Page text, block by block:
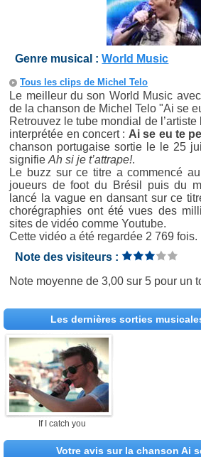
Genre musical :World Music
Tous les clips de Michel Telo
Le meilleur du son World Music
de la chanson de Michel Telo "Ai se
Retrouvez le tube mondial de
interprétée en concert : Ai se eu te
chanson portugaise sortie le le 25
signifieAh si je t’attrape!.
Le buzz sur ce titre a commencé
joueurs de foot du Brésil puis du
lancé la vague en dansant sur ce
chorégraphies ont été vues des
sites de vidéo comme Youtube.
Cette vidéo a été regardée 2 769 fois.
Note des visiteurs :
Note moyenne de3,00 sur5 pour un
Les dernières sorties
If I catch you
Votre avis sur la chanson Ai